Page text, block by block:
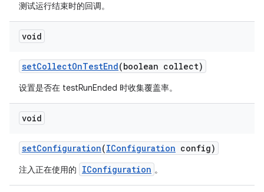
测试运行结束时的回调。
void
setCollectOnTestEnd(boolean collect)
设置是否在 testRunEnded 时收集覆盖率。
void
setConfiguration(IConfiguration config)
注入正在使用的 IConfiguration 。